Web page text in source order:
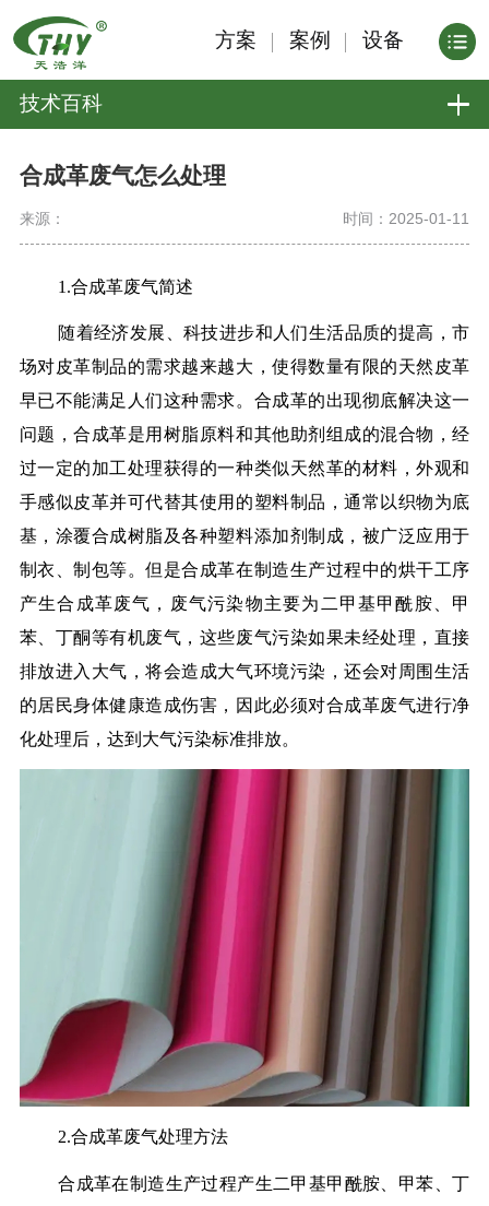
方案 案例 设备
技术百科
合成革废气怎么处理
来源： 时间：2025-01-11
1.合成革废气简述
随着经济发展、科技进步和人们生活品质的提高，市
场对皮革制品的需求越来越大，使得数量有限的天然皮革
早已不能满足人们这种需求。合成革的出现彻底解决这一
问题，合成革是用树脂原料和其他助剂组成的混合物，经
过一定的加工处理获得的一种类似天然革的材料，外观和
手感似皮革并可代替其使用的塑料制品，通常以织物为底
基，涂覆合成树脂及各种塑料添加剂制成，被广泛应用于
制衣、制包等。但是合成革在制造生产过程中的烘干工序
产生合成革废气，废气污染物主要为二甲基甲酰胺、甲
苯、丁酮等有机废气，这些废气污染如果未经处理，直接
排放进入大气，将会造成大气环境污染，还会对周围生活
的居民身体健康造成伤害，因此必须对合成革废气进行净
化处理后，达到大气污染标准排放。
2.合成革废气处理方法
合成革在制造生产过程产生二甲基甲酰胺、甲苯、丁